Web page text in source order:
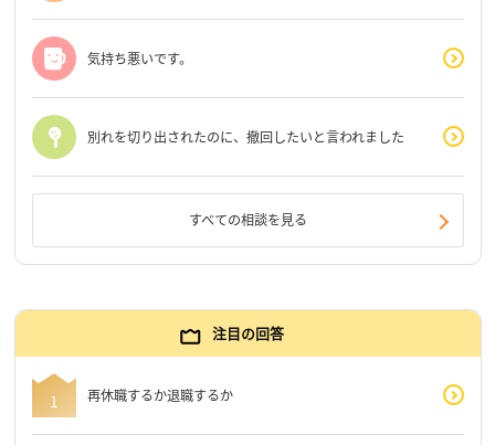
気持ち悪いです。
別れを切り出されたのに、撤回したいと言われました
すべての相談を見る
注目の回答
再休職するか退職するか